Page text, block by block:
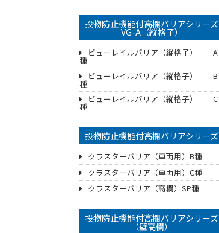
投物防止機能付高欄バリアシリーズ
VG-A（縦格子）
ビューレイルバリア（縦格子） A
種
ビューレイルバリア（縦格子） B
種
ビューレイルバリア（縦格子） C
種
投物防止機能付高欄バリアシリーズ
クラスターバリア（車両用）B種
クラスターバリア（車両用）C種
クラスターバリア（高欄）SP種
投物防止機能付高欄バリアシリーズ
（壁高欄）